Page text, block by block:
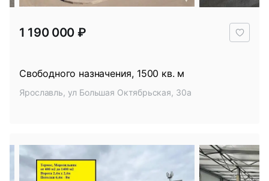
Свободного назначения, 1500 кв. м
Ярославль, ул Большая Октябрьская, 30а
1 190 000 ₽